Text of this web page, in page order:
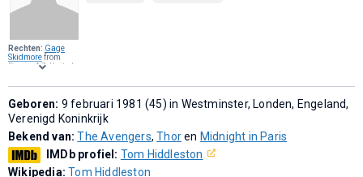
Rechten: Gage
Skidmorefrom
Peoria, AZ, United
CC BY-SA 2.0, via
Commons.
Geboren: 9 februari 1981 (45) in Westminster, Londen, Engeland,
Verenigd Koninkrijk
Bekend van:The Avengers,Thoren Midnight in Paris
IMDb profiel: Tom Hiddleston
Wikipedia:Tom Hiddleston